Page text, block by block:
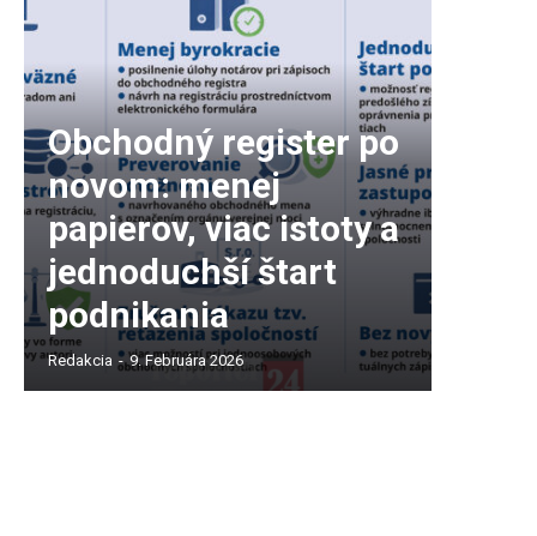
Obchodný register po
novom: menej
papierov, viac istoty a
jednoduchší štart
podnikania
Redakcia - 9. Februára 2026